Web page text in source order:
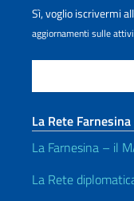
Sì, voglio iscrivermi
aggiornamenti sulle
La Rete Farnesina
La Farnesina – il
La Rete